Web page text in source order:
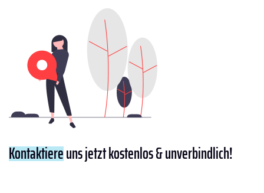
Kontaktiereuns jetzt kostenlos & unverbindlich!